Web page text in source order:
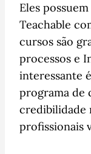
Eles
Teachable
cursos são
processos e
interessante
programa de
credibilidade
profissionais